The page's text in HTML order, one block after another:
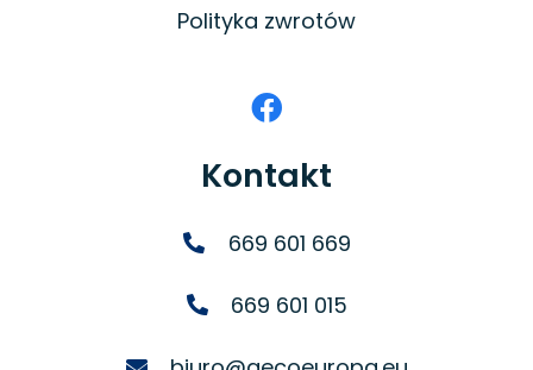
Polityka zwrotów
Kontakt
669 601 669
669 601 015